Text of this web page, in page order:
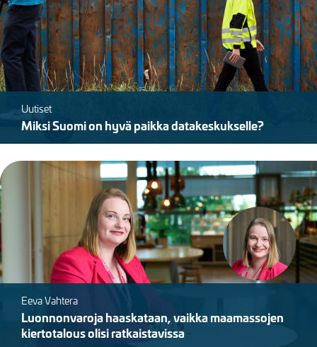
Uutiset
Miksi Suomi on hyvä paikka datakeskukselle?
Kuva
Kuva
Eeva Vahtera
Luonnonvaroja haaskataan, vaikka maamassojen
kiertotalous olisi ratkaistavissa